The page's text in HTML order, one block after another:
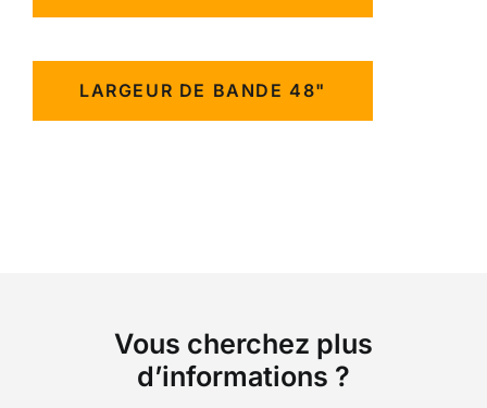
LARGEUR DE BANDE 48"
Vous cherchez plus
d’informations ?